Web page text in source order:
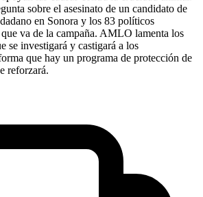
sobre el asesinato de un candidato de
en Sonora y los 83 políticos
que va de la campaña. AMLO lamenta los
se investigará y castigará a los
que hay un programa de protección de
reforzará.